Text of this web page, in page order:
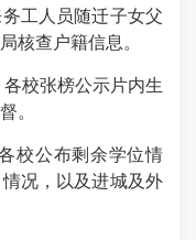
工人员随迁子女父
核查户籍信息。
校张榜公示片内生
。
校公布剩余学位情
况，以及进城及外